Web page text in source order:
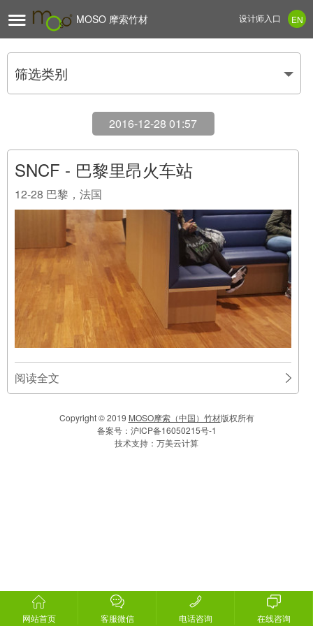
 MOSO 摩索竹材 EN
设计师入口
筛选类别
2016-12-28 01:57
SNCF - 巴黎里昂火车站
12-28 巴黎，法国
阅读全文
网站首页 客服微信 电话咨询 在线咨询
Copyright © 2019 MOSO摩索（中国）竹材版权所有
备案号： 沪ICP备16050215号-1
技术支持： 万美云计算